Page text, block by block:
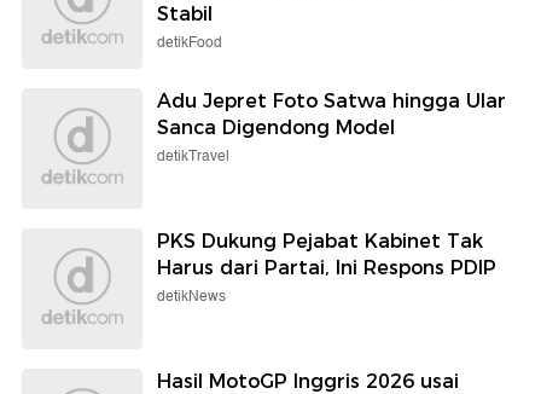
Stabil
detikFood
Adu Jepret Foto Satwa hingga Ular
Sanca Digendong Model
detikTravel
PKS Dukung Pejabat Kabinet Tak
Harus dari Partai, Ini Respons PDIP
detikNews
Hasil MotoGP Inggris 2026 usai